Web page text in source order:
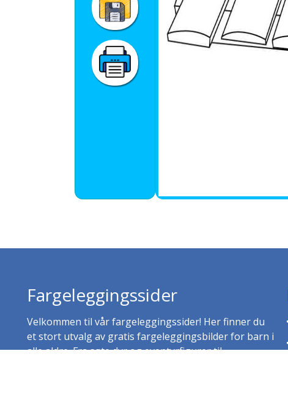
Fargeleggingssider
Velkommen til vår fargeleggingssider! Her finner du
et stort utvalg av gratis fargeleggingsbilder for barn i
alle aldre. Fra søte dyr og eventyrfigurer til